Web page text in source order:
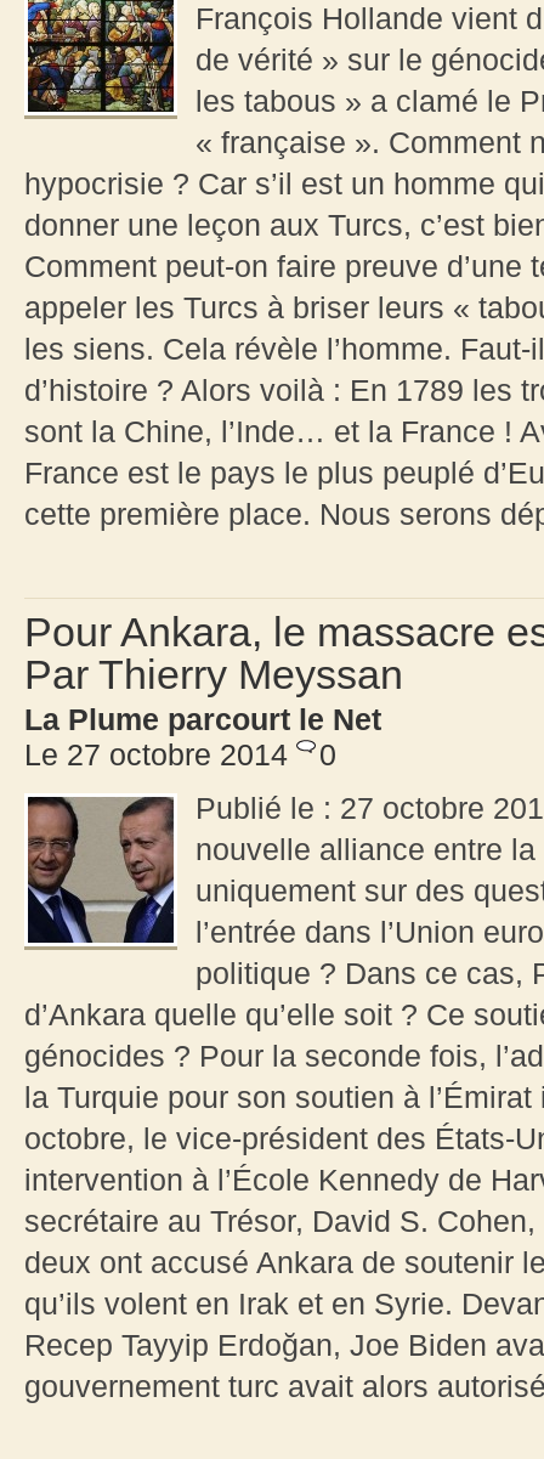
François Hollande vient
de vérité » sur le
les tabous » a clamé le
« française ». Comment
hypocrisie ? Car s’il est un homme
donner une leçon aux Turcs, c’est
Comment peut-on faire preuve
appeler les Turcs à briser leurs «
les siens. Cela révèle l’homme.
d’histoire ? Alors voilà : En 1789 les
sont la Chine, l’Inde… et la France !
France est le pays le plus peuplé
cette première place. Nous serons
Pour Ankara, le massacre
Par Thierry Meyssan
La Plume parcourt le Net
Le 27 octobre 2014
0
Publié le : 27 octobre
nouvelle alliance entre
uniquement sur des
l’entrée dans l’Union
politique ? Dans ce cas,
d’Ankara quelle qu’elle soit ? Ce
génocides ? Pour la seconde fois,
la Turquie pour son soutien à
octobre, le vice-président des États-
intervention à l’École Kennedy de
secrétaire au Trésor, David S.
deux ont accusé Ankara de soutenir
qu’ils volent en Irak et en Syrie.
Recep Tayyip Erdoğan, Joe Biden
gouvernement turc avait alors